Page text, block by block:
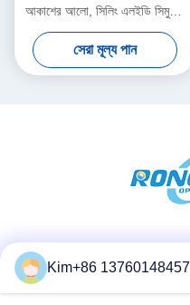
আকাশের আলো, সিলিং এলইডি সিমুলেট
সূর্যালোক
সেরা মূল্য পান
Kim+86 13760148457